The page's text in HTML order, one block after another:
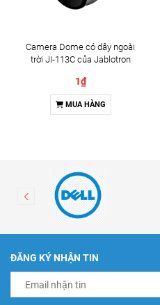
Camera Dome có dây ngoài
trời JI-113C của Jablotron
1₫
MUA HÀNG
ĐĂNG KÝ NHẬN TIN